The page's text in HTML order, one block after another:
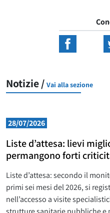
Notizie / Vai alla sezione
28/07/2026
Liste d’attesa: lievi
permangono forti
Liste d’attesa: secondo il
primi sei mesi del 2026, si
nell’accesso a visite